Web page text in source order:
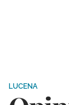
LUCENA